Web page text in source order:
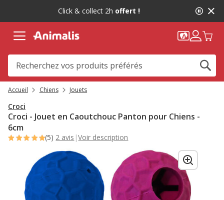
message,
Click & collect 2h offert !
Accueil Chiens Jouets
Croci
Croci - Jouet en Caoutchouc Panton pour Chiens -
6cm
(5) 2 avis |Voir description